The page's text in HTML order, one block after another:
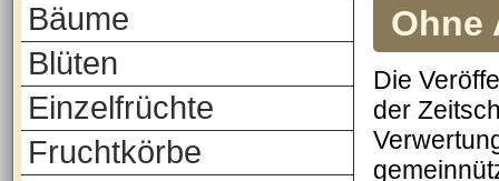
Bäume
Blüten
Einzelfrüchte
Fruchtkörbe
Ohne
Die
der